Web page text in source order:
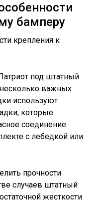
бамперу
под штатный
важных
используют
которые
соединение.
с лебедкой или
прочности
случаев штатный
жесткости